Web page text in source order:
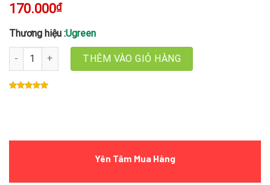
170.000₫
Thương hiệu :Ugreen
USB Bluetooth 5.0 Ugreen 80889 CM390, có APTX số lượng
THÊM VÀO GIỎ HÀNG
Yên Tâm Mua Hàng